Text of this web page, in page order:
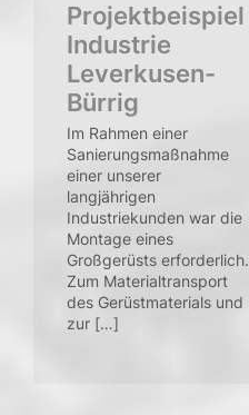
Projektbeispiel
Industrie
Leverkusen-
Bürrig
Im Rahmen einer
Sanierungsmaßnahme
einer unserer
langjährigen
Industriekunden war die
Montage eines
Großgerüsts erforderlich.
Zum Materialtransport
des Gerüstmaterials und
zur […]